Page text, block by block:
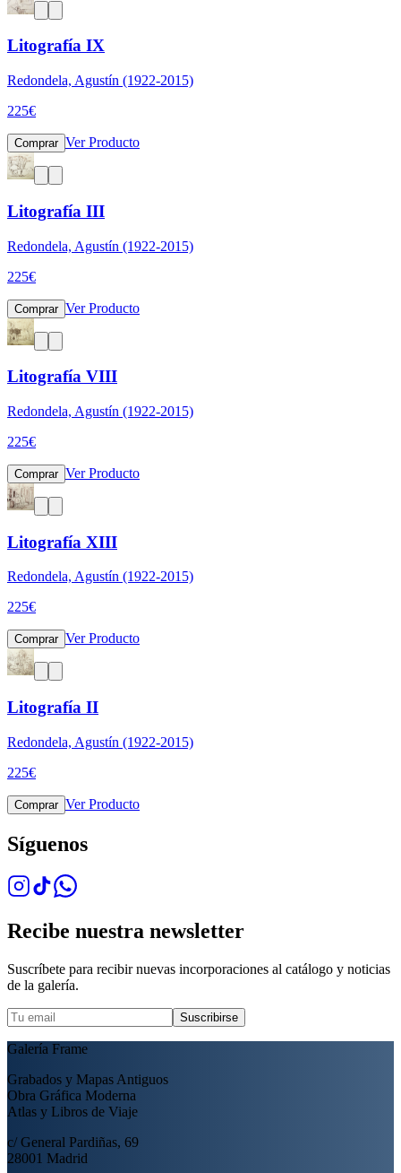
Litografía IX
Redondela, Agustín (1922-2015)
225€
Comprar Ver Producto
Litografía III
Redondela, Agustín (1922-2015)
225€
Comprar Ver Producto
Litografía VIII
Redondela, Agustín (1922-2015)
225€
Comprar Ver Producto
Litografía XIII
Redondela, Agustín (1922-2015)
225€
Comprar Ver Producto
Litografía II
Redondela, Agustín (1922-2015)
225€
Comprar Ver Producto
Síguenos
Recibe nuestra newsletter
Suscríbete para recibir nuevas incorporaciones al catálogo y noticias
de la galería.
Suscribirse
Galería Frame
Grabados y Mapas Antiguos
Obra Gráfica Moderna
Atlas y Libros de Viaje
c/ General Pardiñas, 69
28001 Madrid